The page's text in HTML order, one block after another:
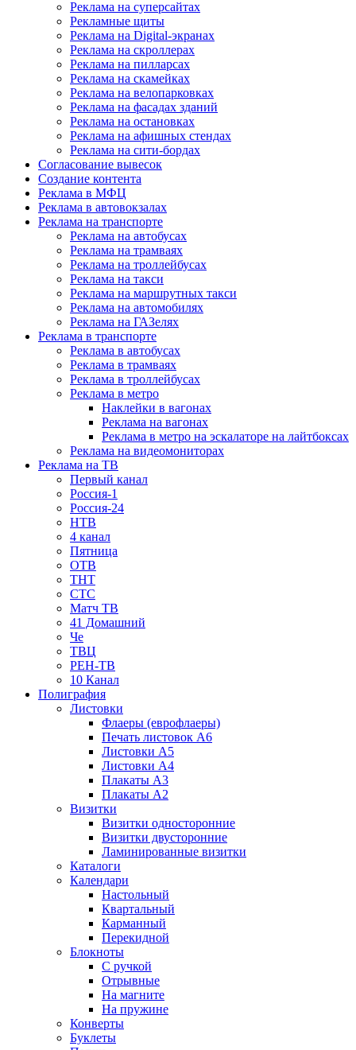
Реклама на суперсайтах
Рекламные щиты
Реклама на Digital-экранах
Реклама на скроллерах
Реклама на пилларсах
Реклама на скамейках
Реклама на велопарковках
Реклама на фасадах зданий
Реклама на остановках
Реклама на афишных стендах
Реклама на сити-бордах
Согласование вывесок
Создание контента
Реклама в МФЦ
Реклама в автовокзалах
Реклама на транспорте
Реклама на автобусах
Реклама на трамваях
Реклама на троллейбусах
Реклама на такси
Реклама на маршрутных такси
Реклама на автомобилях
Реклама на ГАЗелях
Реклама в транспорте
Реклама в автобусах
Реклама в трамваях
Реклама в троллейбусах
Реклама в метро
Наклейки в вагонах
Реклама на вагонах
Реклама в метро на эскалаторе на лайтбоксах
Реклама на видеомониторах
Реклама на ТВ
Первый канал
Россия-1
Россия-24
НТВ
4 канал
Пятница
ОТВ
ТНТ
СТС
Матч ТВ
41 Домашний
Че
ТВЦ
РЕН-ТВ
10 Канал
Полиграфия
Листовки
Флаеры (еврофлаеры)
Печать листовок А6
Листовки А5
Листовки А4
Плакаты А3
Плакаты А2
Визитки
Визитки односторонние
Визитки двусторонние
Ламинированные визитки
Каталоги
Календари
Настольный
Квартальный
Карманный
Перекидной
Блокноты
С ручкой
Отрывные
На магните
На пружине
Конверты
Буклеты